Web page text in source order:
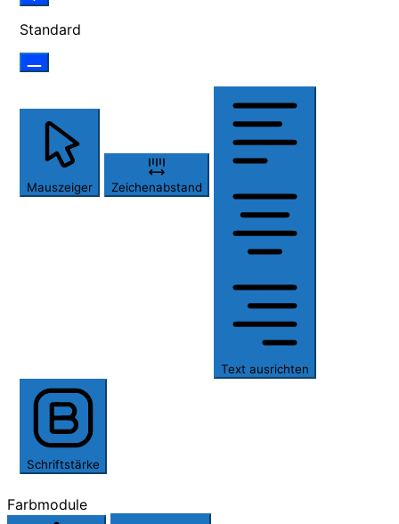
Standard
Mauszeiger Zeichenabstand
Text ausrichten
Schriftstärke
Farbmodule